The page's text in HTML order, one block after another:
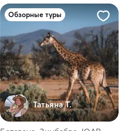
Обзорные туры
Татьяна Т.